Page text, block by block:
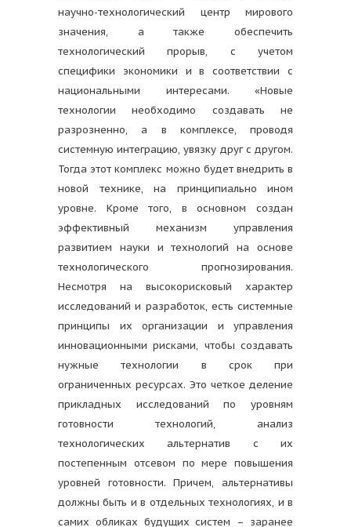
научно-технологический центр мирового
значения, а также обеспечить
технологический прорыв, с учетом
специфики экономики и в соответствии с
национальными интересами. «Новые
технологии необходимо создавать не
разрозненно, а в комплексе, проводя
системную интеграцию, увязку друг с другом.
Тогда этот комплекс можно будет внедрить в
новой технике, на принципиально ином
уровне. Кроме того, в основном создан
эффективный механизм управления
развитием науки и технологий на основе
технологического прогнозирования.
Несмотря на высокорисковый характер
исследований и разработок, есть системные
принципы их организации и управления
инновационными рисками, чтобы создавать
нужные технологии в срок при
ограниченных ресурсах. Это четкое деление
прикладных исследований по уровням
готовности технологий, анализ
технологических альтернатив с их
постепенным отсевом по мере повышения
уровней готовности. Причем, альтернативы
должны быть и в отдельных технологиях, и в
самих обликах будущих систем – заранее